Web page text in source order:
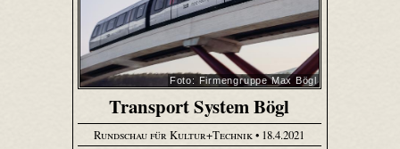
Foto: Firmengruppe Max Bögl
Transport System Bögl
Rundschau für Kultur+Technik• 18.4.2021